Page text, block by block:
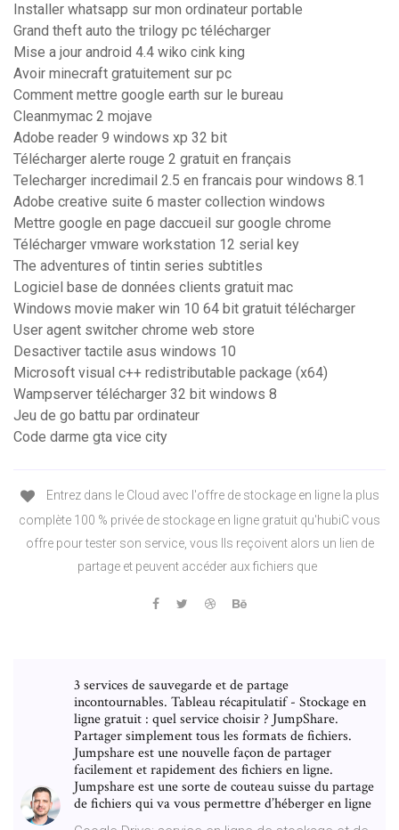
Installer whatsapp sur mon ordinateur portable
Grand theft auto the trilogy pc télécharger
Mise a jour android 4.4 wiko cink king
Avoir minecraft gratuitement sur pc
Comment mettre google earth sur le bureau
Cleanmymac 2 mojave
Adobe reader 9 windows xp 32 bit
Télécharger alerte rouge 2 gratuit en français
Telecharger incredimail 2.5 en francais pour windows 8.1
Adobe creative suite 6 master collection windows
Mettre google en page daccueil sur google chrome
Télécharger vmware workstation 12 serial key
The adventures of tintin series subtitles
Logiciel base de données clients gratuit mac
Windows movie maker win 10 64 bit gratuit télécharger
User agent switcher chrome web store
Desactiver tactile asus windows 10
Microsoft visual c++ redistributable package (x64)
Wampserver télécharger 32 bit windows 8
Jeu de go battu par ordinateur
Code darme gta vice city
Entrez dans le Cloud avec l'offre de stockage en ligne la plus
complète 100 % privée de stockage en ligne gratuit qu'hubiC vous
offre pour tester son service, vous Ils reçoivent alors un lien de
partage et peuvent accéder aux fichiers que
3 services de sauvegarde et de partage
incontournables. Tableau récapitulatif - Stockage en
ligne gratuit : quel service choisir ? JumpShare.
Partager simplement tous les formats de fichiers.
Jumpshare est une nouvelle façon de partager
facilement et rapidement des fichiers en ligne.
Jumpshare est une sorte de couteau suisse du partage
de fichiers qui va vous permettre d’héberger en ligne